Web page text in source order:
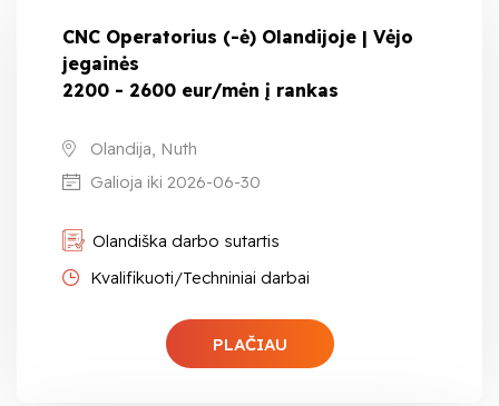
CNC Operatorius (-ė) Olandijoje | Vėjo
jegainės
2200 - 2600 eur/mėn į rankas
Olandija, Nuth
Galioja iki 2026-06-30
Olandiška darbo sutartis
Kvalifikuoti/Techniniai darbai
PLAČIAU